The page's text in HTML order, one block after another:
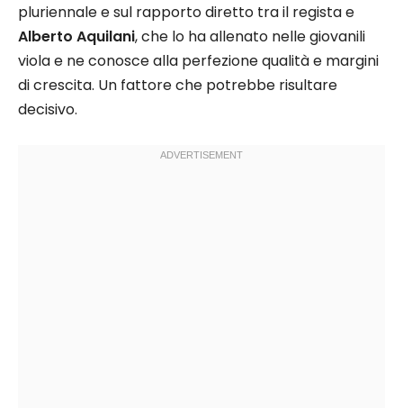
pluriennale e sul rapporto diretto tra il regista e
Alberto Aquilani, che lo ha allenato nelle giovanili
viola e ne conosce alla perfezione qualità e margini
di crescita. Un fattore che potrebbe risultare
decisivo.